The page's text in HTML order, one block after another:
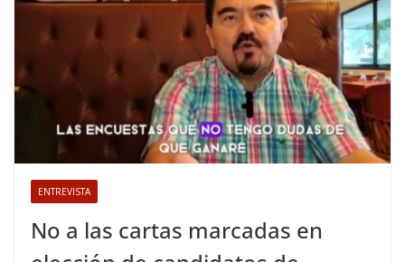
ENTREVISTA
No a las cartas marcadas en